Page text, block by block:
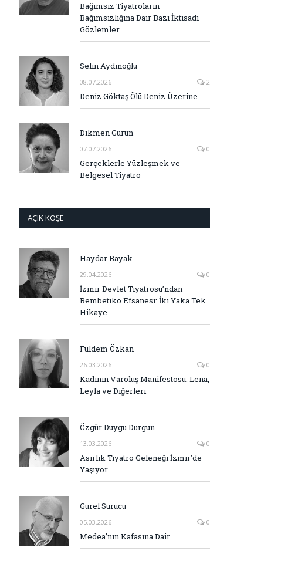
Bağımsız Tiyatroların
Bağımsızlığına Dair Bazı İktisadi
Gözlemler
Selin Aydınoğlu
08.07.2026 2
Deniz Göktaş Ölü Deniz Üzerine
Dikmen Gürün
07.07.2026 0
Gerçeklerle Yüzleşmek ve
Belgesel Tiyatro
AÇIK KÖŞE
Haydar Bayak
29.04.2026 0
İzmir Devlet Tiyatrosu’ndan
Rembetiko Efsanesi: İki Yaka Tek
Hikaye
Fuldem Özkan
26.03.2026 0
Kadının Varoluş Manifestosu: Lena,
Leyla ve Diğerleri
Özgür Duygu Durgun
13.03.2026 0
Asırlık Tiyatro Geleneği İzmir’de
Yaşıyor
Gürel Sürücü
05.03.2026 0
Medea’nın Kafasına Dair